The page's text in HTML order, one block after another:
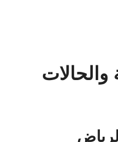
والحالات